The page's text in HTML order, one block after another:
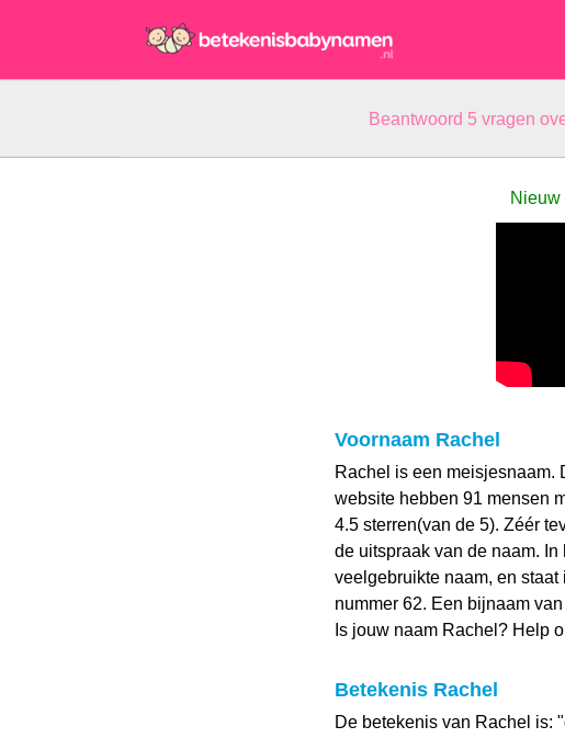
Beantwoord 5 vragen
Nieuw
Voornaam Rachel
Rachel is een meisjesnaam.
website hebben 91 mensen
4.5 sterren(van de 5). Zéér
de uitspraak van de naam.
veelgebruikte naam, en
nummer 62. Een bijnaam
Is jouw naam Rachel? Help
Betekenis Rachel
De betekenis van Rachel is: